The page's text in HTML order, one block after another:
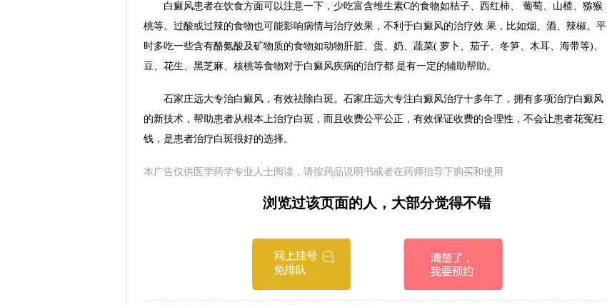
白癜风患者在饮食方面可以注意一下，少吃富含维生素C的食物如桔子、西红柿、 葡萄、山楂、猕猴
桃等。过酸或过辣的食物也可能影响病情与治疗效果，不利于白癜风的治疗效 果，比如烟、酒、辣椒。平
时多吃一些含有酪氨酸及矿物质的食物如动物肝脏、蛋、奶、蔬菜( 萝卜、茄子、冬笋、木耳、海带等)、
豆、花生、黑芝麻、核桃等食物对于白癜风疾病的治疗都 是有一定的辅助帮助。
石家庄远大专治白癜风，有效祛除白斑。石家庄远大专注白癜风治疗十多年了，拥有多项治疗白癜风
的新技术，帮助患者从根本上治疗白斑，而且收费公平公正，有效保证收费的合理性，不会让患者花冤枉
钱，是患者治疗白斑很好的选择。
本广告仅供医学药学专业人士阅读，请按药品说明书或者在药师指导下购买和使用
浏览过该页面的人，大部分觉得不错